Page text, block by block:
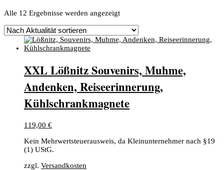
Alle 12 Ergebnisse werden angezeigtNach
sortiert
XXL Lößnitz Souvenirs, Muhme,
Andenken, Reiseerinnerung,
Kühlschrankmagnete
119,00 €
Kein Mehrwertsteuerausweis, da Kleinunternehmer nach §19
(1) UStG.
zzgl. Versandkosten